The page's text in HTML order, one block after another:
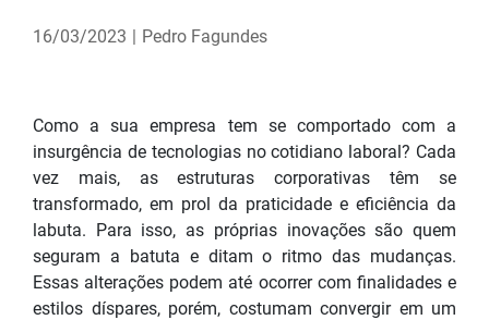
16/03/2023 | Pedro Fagundes
Como a sua empresa tem se comportado com a
insurgência de tecnologias no cotidiano laboral? Cada
vez mais, as estruturas corporativas têm se
transformado, em prol da praticidade e eficiência da
labuta. Para isso, as próprias inovações são quem
seguram a batuta e ditam o ritmo das mudanças.
Essas alterações podem até ocorrer com finalidades e
estilos díspares, porém, costumam convergir em um